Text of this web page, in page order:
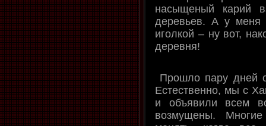
насыщеный карий
деревьев. А у меня
иголкой – ну вот,
деревня!
Прошло пару дней
Естественно, мы с
и объявили всем
возмущены.